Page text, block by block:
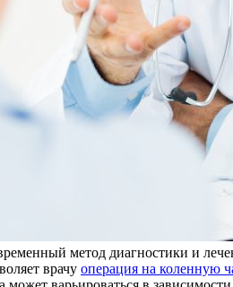
метод диагностики и
врачу операция на коленную